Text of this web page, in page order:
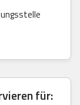
für: